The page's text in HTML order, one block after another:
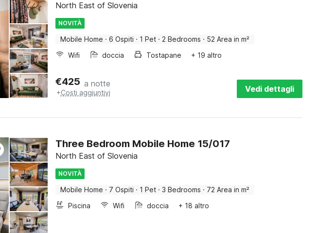
North East of Slovenia
NOVITÀ
Mobile Home · 6 Ospiti · 1 Pet · 2 Bedrooms · 52 Area in m²
Wifi
doccia Tostapane + 19 altro
€425 a notte
+Costi aggiuntivi Vedi dettagli
Three Bedroom Mobile Home 15/017
North East of Slovenia
NOVITÀ
Mobile Home · 7 Ospiti · 1 Pet · 3 Bedrooms · 72 Area in m²
Piscina
Wifi doccia + 18 altro